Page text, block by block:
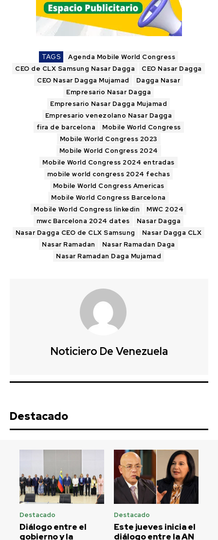
TAGS
Agenda Mobile World Congress
CEO de CLX Samsung Nasar Dagga
CEO Nasar Dagga
CEO Nasar Dagga Mujamad
Dagga Nasar
Empresario Nasar Dagga
Empresario Nasar Dagga Mujamad
Empresario venezolano Nasar Dagga
fira de barcelona
Mobile World Congress
Mobile World Congress 2023
Mobile World Congress 2024
Mobile World Congress 2024 entradas
mobile world congress 2024 fechas
Mobile World Congress Americas
Mobile World Congress Barcelona
Mobile World Congress linkedin
MWC 2024
mwc Barcelona 2024 dates
Nasar Dagga
Nasar Dagga CEO de CLX Samsung
Nasar Dagga CLX
Nasar Ramadan
Nasar Ramadan Daga
Nasar Ramadan Daga Mujamad
Noticiero De Venezuela
Destacado
Destacado
Diálogo entre el
gobierno y la
Destacado
Este jueves inicia el
diálogo entre la AN